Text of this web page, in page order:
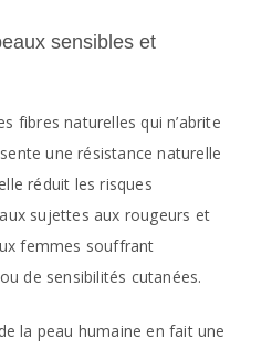
sensibles et
fibres naturelles qui n’abrite
une résistance naturelle
réduit les risques
sujettes aux rougeurs et
femmes souffrant
de sensibilités cutanées.
la peau humaine en fait une